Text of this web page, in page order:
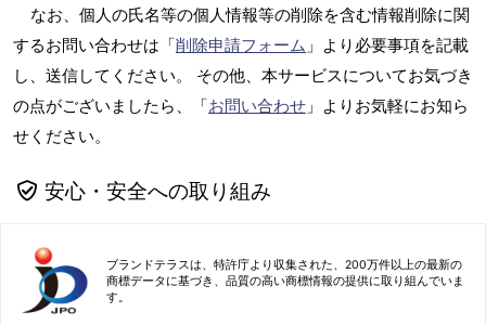
なお、個人の氏名等の個人情報等の削除を含む情報削除に関
するお問い合わせは「削除申請フォーム 」より必要事項を記載
し、送信してください。 その他、本サービスについてお気づき
の点がございましたら、「お問い合わせ 」よりお気軽にお知ら
せください。
安心・安全への取り組み
ブランドテラスは、特許庁より収集された、200万件以上の最新の
商標データに基づき、品質の高い商標情報の提供に取り組んでいま
す。